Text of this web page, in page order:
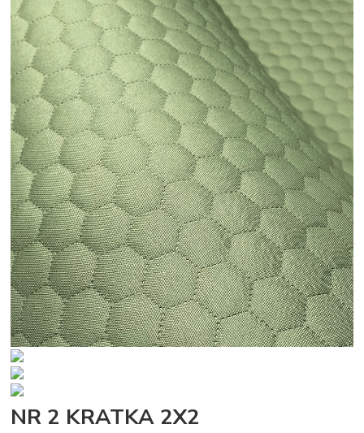
NR 2 KRATKA 2X2